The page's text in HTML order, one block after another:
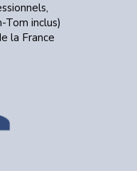
Tom inclus)
la France